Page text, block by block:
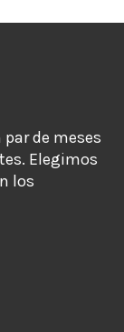
de meses
Elegimos
los